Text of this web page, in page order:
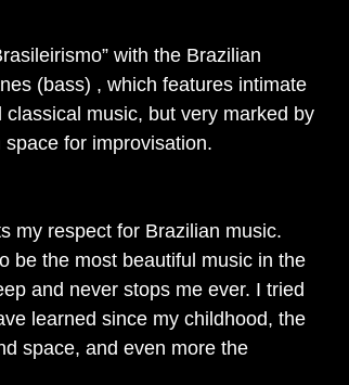
with the Brazilian
(bass) , which features intimate
music, but very marked by
for improvisation.
my respect for Brazilian music.
be the most beautiful music in the
and never stops me ever. I tried
learned since my childhood, the
space, and even more the